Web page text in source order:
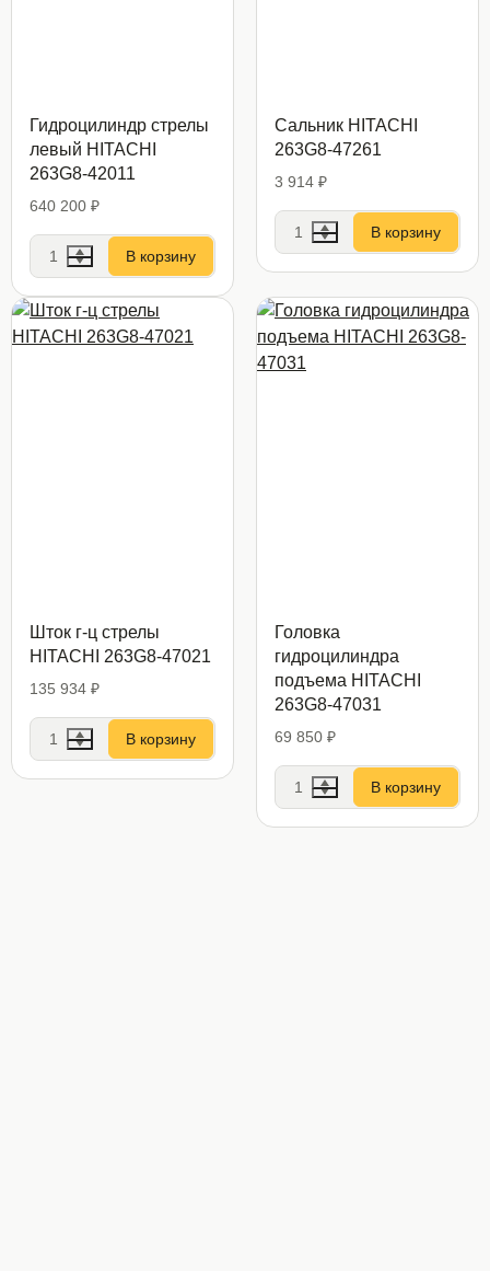
Гидроцилиндр стрелы
левый HITACHI
263G8-42011
640 200 ₽
В корзину
Сальник HITACHI
263G8-47261
3 914 ₽
В корзину
Шток г-ц стрелы
HITACHI 263G8-47021
135 934 ₽
В корзину
Головка
гидроцилиндра
подъема HITACHI
263G8-47031
69 850 ₽
В корзину